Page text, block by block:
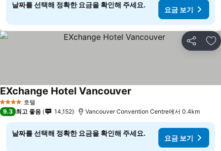
날짜를 선택해 정확한 요금을 확인해 주세요.
요금 보기
공유 즐
4 성급 호텔
EXchange Hotel Vancouver
9.3 최고 좋음 14,152 Vancouver Convention Centre에서 0.4km
날짜를 선택해 정확한 요금을 확인해 주세요.
요금 보기